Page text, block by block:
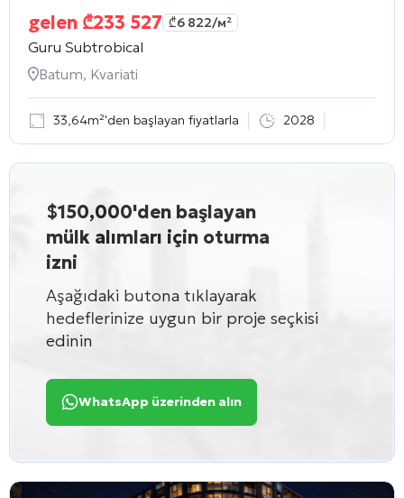
gelen ₾233 527 ₾6 822/м²
Guru Subtrobical
Batum, Kvariati
33,64m²'den başlayan fiyatlarla 2028
$150,000'den başlayan
mülk alımları için oturma
izni
Aşağıdaki butona tıklayarak
hedeflerinize uygun bir proje seçkisi
edinin
WhatsApp üzerinden alın